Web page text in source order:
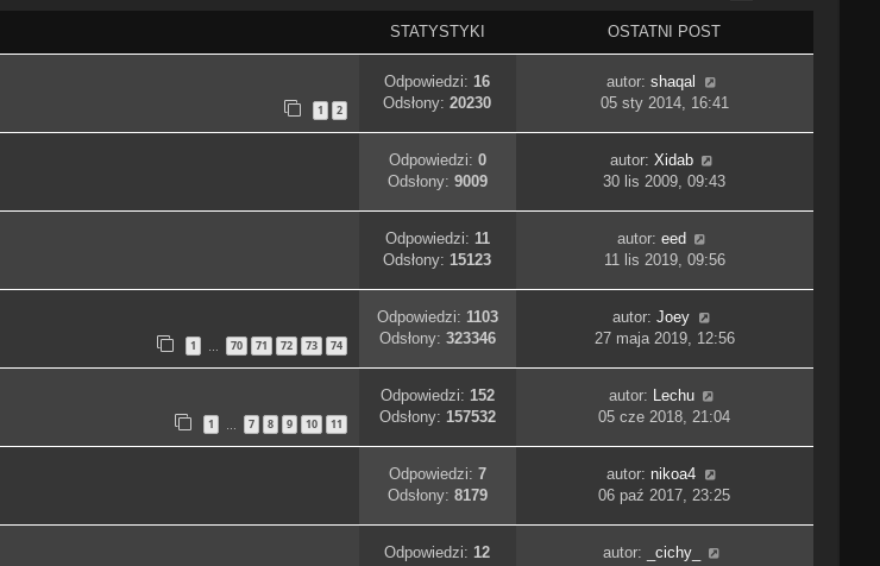
STATYSTYKI OSTATNI POST
1 2
Odpowiedzi:16
Odsłony:20230
autor:shaqal
05 sty 2014, 16:41
Odpowiedzi: 0
Odsłony: 9009
autor: Xidab
30 lis 2009, 09:43
Odpowiedzi: 11
Odsłony:15123
autor: eed
11 lis 2019, 09:56
1 … 70 71 72 73 74
Odpowiedzi: 1103
Odsłony: 323346
autor:Joey
27 maja 2019, 12:56
1 … 7 8 9 10 11
Odpowiedzi: 152
Odsłony: 157532
autor: Lechu
05 cze 2018, 21:04
Odpowiedzi: 7
Odsłony: 8179
autor: nikoa4
06 paź 2017, 23:25
Odpowiedzi:12
autor:
_cichy_